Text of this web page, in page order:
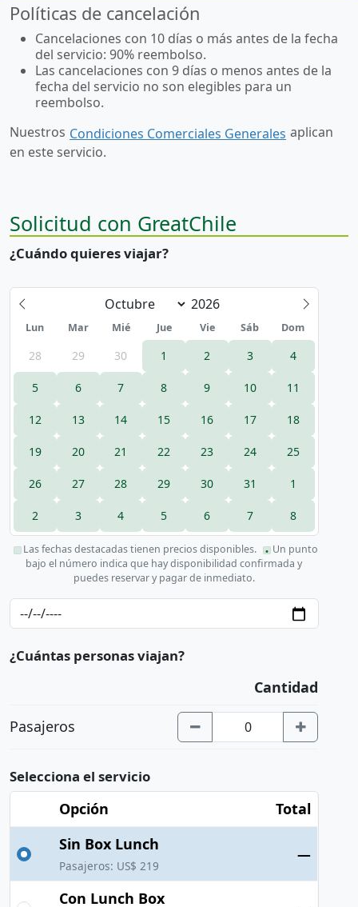
Políticas de cancelación
Cancelaciones con 10 días o más antes de la fecha
del servicio: 90% reembolso.
Las cancelaciones con 9 días o menos antes de la
fecha del servicio no son elegibles para un
reembolso.
Nuestros Condiciones Comerciales Generales aplican
en este servicio.
Solicitud con GreatChile
¿Cuándo quieres viajar?
Lun Mar Mié Jue Vie Sáb Dom
28 29 30 1 2 3 4
5 6 7 8 9 10 11
12 13 14 15 16 17 18
19 20 21 22 23 24 25
26 27 28 29 30 31 1
2 3 4 5 6 7 8
Las fechas destacadas tienen precios disponibles.
Un punto
bajo el número indica que hay disponibilidad confirmada y
puedes reservar y pagar de inmediato.
¿Cuántas personas viajan?
Cantidad
Pasajeros
Selecciona el servicio
Opción
Total
Sin Box Lunch
Pasajeros: US$ 219
—
Con Lunch Box